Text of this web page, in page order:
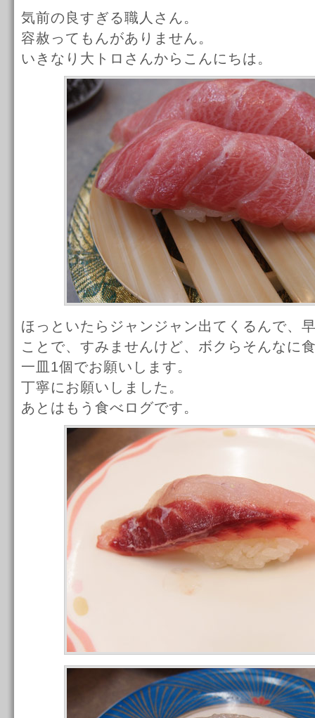
気前の良すぎる職人さん。
容赦ってもんがありません。
いきなり大トロさんからこんにちは。
ほっといたらジャンジャン出てくるんで、
ことで、すみませんけど、ボクらそんなに
一皿1個でお願いします。
丁寧にお願いしました。
あとはもう食べログです。